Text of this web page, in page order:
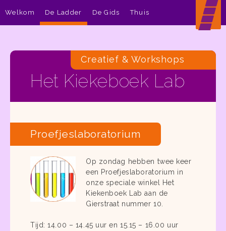
Het Kiekeboek Lab
Creatief & Workshops
Proefjeslaboratorium
Op zondag hebben twee keer
een Proefjeslaboratorium in
onze speciale winkel Het
Kiekenboek Lab aan de
Gierstraat nummer 10.
Tijd: 14.00 – 14.45 uur en 15.15 – 16.00 uur
Welkom De Ladder De Gids Thuis